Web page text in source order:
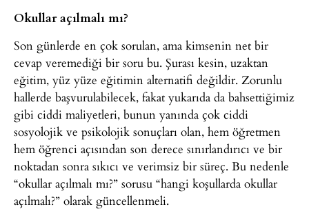
Okullar açılmalı mı?
Son günlerde en çok sorulan, ama kimsenin net bir
cevap veremediği bir soru bu. Şurası kesin, uzaktan
eğitim, yüz yüze eğitimin alternatifi değildir. Zorunlu
hallerde başvurulabilecek, fakat yukarıda da bahsettiğimiz
gibi ciddi maliyetleri, bunun yanında çok ciddi
sosyolojik ve psikolojik sonuçları olan, hem öğretmen
hem öğrenci açısından son derece sınırlandırıcı ve bir
noktadan sonra sıkıcı ve verimsiz bir süreç. Bu nedenle
“okullar açılmalı mı?” sorusu “hangi koşullarda okullar
açılmalı?” olarak güncellenmeli.